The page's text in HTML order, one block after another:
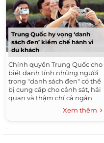
Trung Quốc hy vọng ‘danh
sách đen’ kiềm chế hành vi
du khách
Chính quyền Trung Quốc cho
biết danh tính những người
trong "danh sách đen" có thể
bị cung cấp cho cảnh sát, hải
quan và thậm chí cả ngân
hàng để hạn chế các hành vi
xấu khi đi du lịch.
Xem thêm